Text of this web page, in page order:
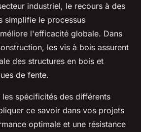
industriel, le recours à des
simplifie le processus
l'efficacité globale. Dans
les vis à bois assurent
des structures en bois et
de fente.
spécificités des différents
ce savoir dans vos projets
optimale et une résistance